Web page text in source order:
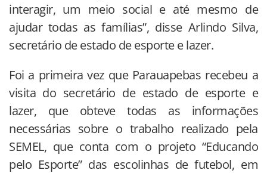
interagir, um meio social e até mesmo de
ajudar todas as famílias”, disse Arlindo Silva,
secretário de estado de esporte e lazer.
Foi a primeira vez que Parauapebas recebeu a
visita do secretário de estado de esporte e
lazer, que obteve todas as informações
necessárias sobre o trabalho realizado pela
SEMEL, que conta com o projeto “Educando
pelo Esporte” das escolinhas de futebol, em